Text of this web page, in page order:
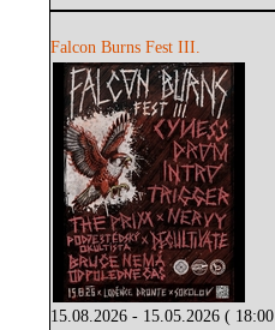
Falcon Burns Fest III.
15.08.2026 - 15.05.2026 (